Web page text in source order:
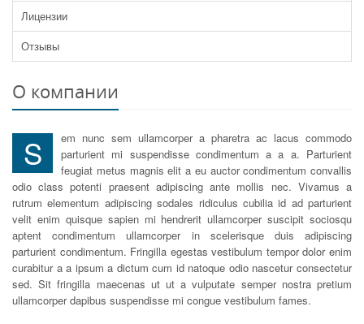
Лицензии
Отзывы
О компании
S
em nunc sem ullamcorper a pharetra ac lacus commodo
parturient mi suspendisse condimentum a a a. Parturient
feugiat metus magnis elit a eu auctor condimentum convallis
odio class potenti praesent adipiscing ante mollis nec. Vivamus a
rutrum elementum adipiscing sodales ridiculus cubilia id ad parturient
velit enim quisque sapien mi hendrerit ullamcorper suscipit sociosqu
aptent condimentum ullamcorper in scelerisque duis adipiscing
parturient condimentum. Fringilla egestas vestibulum tempor dolor enim
curabitur a a ipsum a dictum cum id natoque odio nascetur consectetur
sed. Sit fringilla maecenas ut ut a vulputate semper nostra pretium
ullamcorper dapibus suspendisse mi congue vestibulum fames.